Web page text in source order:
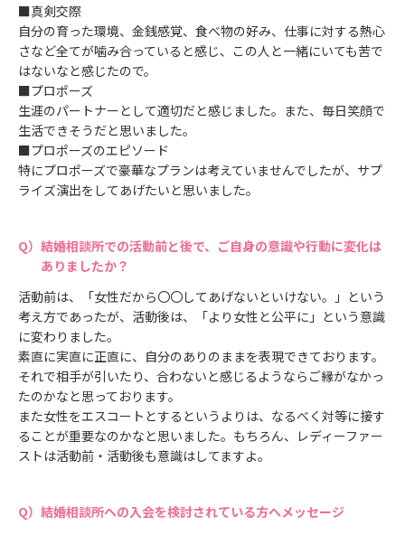
■真剣交際
自分の育った環境、金銭感覚、食べ物の好み、仕事に対する熱心
さなど全てが噛み合っていると感じ、この人と一緒にいても苦で
はないなと感じたので。
■プロポーズ
生涯のパートナーとして適切だと感じました。また、毎日笑顔で
生活できそうだと思いました。
■プロポーズのエピソード
特にプロポーズで豪華なプランは考えていませんでしたが、サプ
ライズ演出をしてあげたいと思いました。
結婚相談所での活動前と後で、ご自身の意識や行動に変化は
ありましたか？
活動前は、「女性だから〇〇してあげないといけない。」という
考え方であったが、活動後は、「より女性と公平に」という意識
に変わりました。
素直に実直に正直に、自分のありのままを表現できております。
それで相手が引いたり、合わないと感じるようならご縁がなかっ
たのかなと思っております。
また女性をエスコートとするというよりは、なるべく対等に接す
ることが重要なのかなと思いました。もちろん、レディーファー
ストは活動前・活動後も意識はしてますよ。
結婚相談所への入会を検討されている方へメッセージ